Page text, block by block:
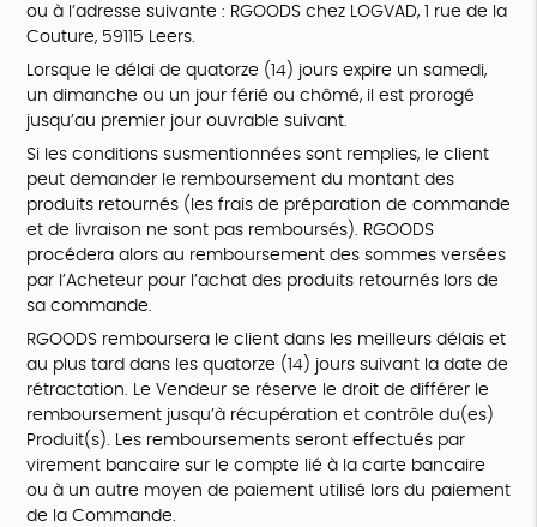
ou à l’adresse suivante : RGOODS chez LOGVAD, 1 rue de la
Couture, 59115 Leers.
Lorsque le délai de quatorze (14) jours expire un samedi,
un dimanche ou un jour férié ou chômé, il est prorogé
jusqu’au premier jour ouvrable suivant.
Si les conditions susmentionnées sont remplies, le client
peut demander le remboursement du montant des
produits retournés (les frais de préparation de commande
et de livraison ne sont pas remboursés). RGOODS
procédera alors au remboursement des sommes versées
par l’Acheteur pour l’achat des produits retournés lors de
sa commande.
RGOODS remboursera le client dans les meilleurs délais et
au plus tard dans les quatorze (14) jours suivant la date de
rétractation. Le Vendeur se réserve le droit de différer le
remboursement jusqu’à récupération et contrôle du(es)
Produit(s). Les remboursements seront effectués par
virement bancaire sur le compte lié à la carte bancaire
ou à un autre moyen de paiement utilisé lors du paiement
de la Commande.